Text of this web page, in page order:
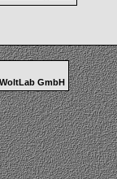
WoltLab GmbH